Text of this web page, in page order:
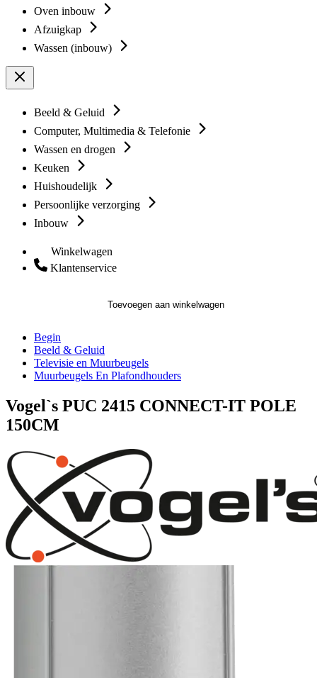
Oven inbouw
Afzuigkap
Wassen (inbouw)
Beeld & Geluid
Computer, Multimedia & Telefonie
Wassen en drogen
Keuken
Huishoudelijk
Persoonlijke verzorging
Inbouw
Winkelwagen
Klantenservice
Toevoegen aan winkelwagen
Begin
Beeld & Geluid
Televisie en Muurbeugels
Muurbeugels En Plafondhouders
Vogel`s PUC 2415 CONNECT-IT POLE
150CM